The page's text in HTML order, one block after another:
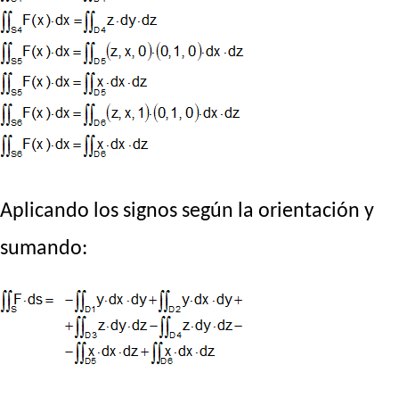
Aplicando los signos según la orientación y
sumando: